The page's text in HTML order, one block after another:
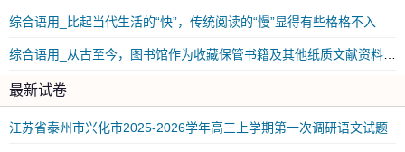
综合语用_比起当代生活的“快”，传统阅读的“慢”显得有些格格不入
最新试卷
江苏省泰州市兴化市2025-2026学年高三上学期第一次调研语文试题